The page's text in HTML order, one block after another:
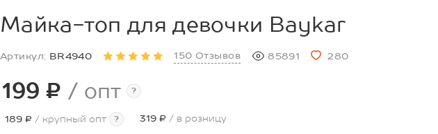
Майка-топ для девочки Baykar
Артикул: BR4940 150 Отзывов 85891 280
199 ₽ / опт ?
189 ₽ / крупный опт ? 319 ₽ / в розницу